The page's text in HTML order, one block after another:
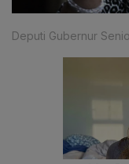
Deputi Gubernur